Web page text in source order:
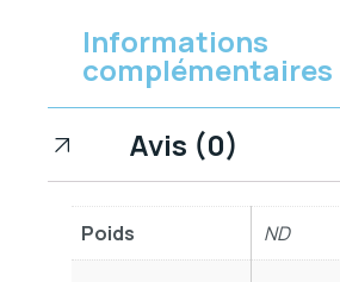
Informations
complémentaires
Avis (0)
Poids ND